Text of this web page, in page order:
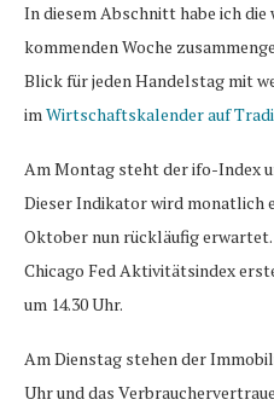
In diesem Abschnitt habe ich
kommenden Woche
Blick für jeden Handelstag mit
imWirtschaftskalender auf
Am Montag steht der ifo-Index
Dieser Indikator wird monatlich
Oktober nun rückläufig
Chicago Fed Aktivitätsindex
um 14.30 Uhr.
Am Dienstag stehen der
Uhr und das